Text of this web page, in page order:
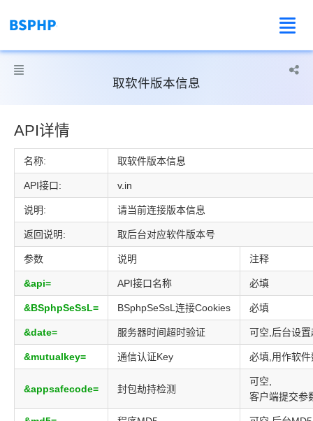

 
取软件版本信息
API详情
名称: 取软件版本信息
API接口: v.in
说明: 请当前连接版本信息
返回说明: 取后台对应软件版本号
参数 说明 注释
&api= API接口名称 必填
&BSphpSeSsL= BSphpSeSsL连接Cookies 必填
&date= 服务器时间超时验证 可空,后台设
&mutualkey= 通信认证Key 必填,用作软
&appsafecode= 封包劫持检测
可空,
客户端提交参